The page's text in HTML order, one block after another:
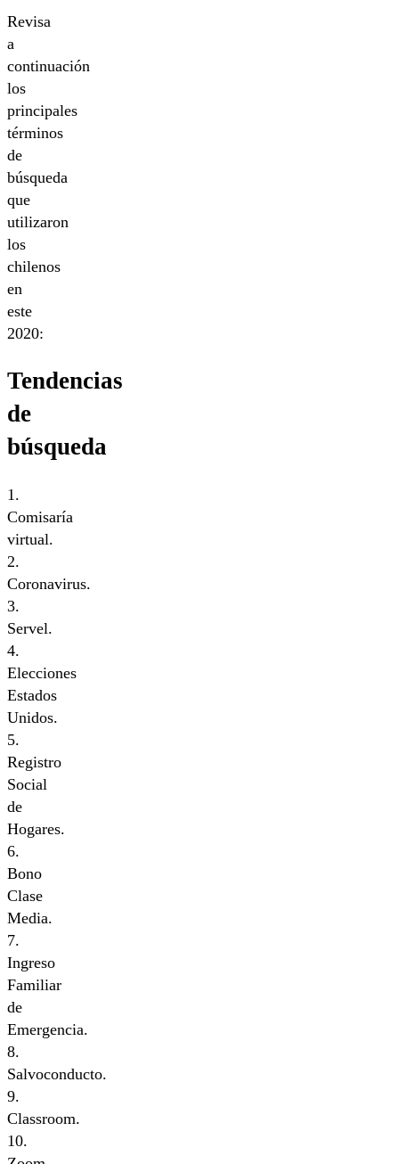
Revisa
a
continuación
los
principales
términos
de
búsqueda
que
utilizaron
los
chilenos
en
este
2020:
Tendencias
de
búsqueda
1.
Comisaría
virtual.
2.
Coronavirus.
3.
Servel.
4.
Elecciones
Estados
Unidos.
5.
Registro
Social
de
Hogares.
6.
Bono
Clase
Media.
7.
Ingreso
Familiar
de
Emergencia.
8.
Salvoconducto.
9.
Classroom.
10.